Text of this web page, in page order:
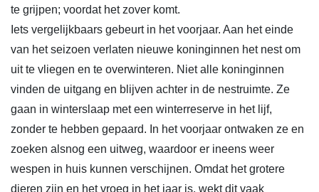
te grijpen; voordat het zover komt.
Iets vergelijkbaars gebeurt in het voorjaar. Aan het einde
van het seizoen verlaten nieuwe koninginnen het nest om
uit te vliegen en te overwinteren. Niet alle koninginnen
vinden de uitgang en blijven achter in de nestruimte. Ze
gaan in winterslaap met een winterreserve in het lijf,
zonder te hebben gepaard. In het voorjaar ontwaken ze en
zoeken alsnog een uitweg, waardoor er ineens weer
wespen in huis kunnen verschijnen. Omdat het grotere
dieren zijn en het vroeg in het jaar is, wekt dit vaak